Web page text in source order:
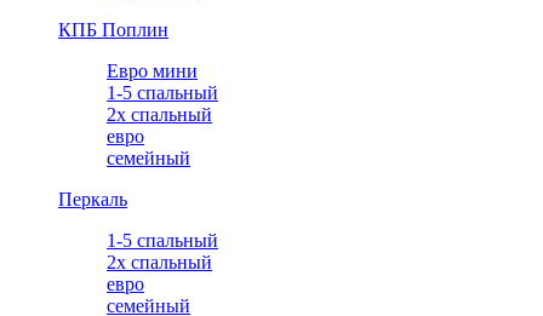
КПБ Поплин
Евро мини
1-5 спальный
2х спальный
евро
семейный
Перкаль
1-5 спальный
2х спальный
евро
семейный